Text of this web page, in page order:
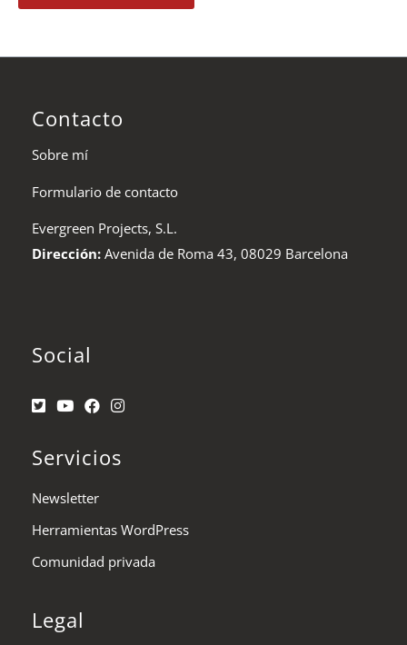
Contacto
Sobre mí
Formulario de contacto
Evergreen Projects, S.L.
Dirección: Avenida de Roma 43, 08029 Barcelona
Social
Servicios
Newsletter
Herramientas WordPress
Comunidad privada
Legal